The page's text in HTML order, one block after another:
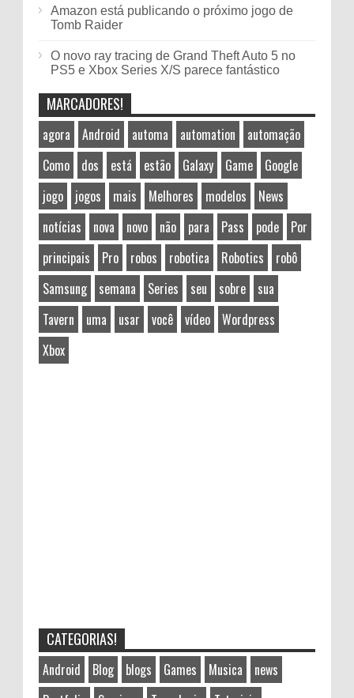
Amazon está publicando o próximo jogo de
Tomb Raider
O novo ray tracing de Grand Theft Auto 5 no
PS5 e Xbox Series X/S parece fantástico
MARCADORES!
agora Android automa automation
automação
Como
dos está estão Galaxy Game
Google
jogo
jogos mais Melhores modelos
News
notícias
nova novo não para Pass pode
Por
principais
Pro robos robotica Robotics
robô
Samsung
semana Series seu sobre
sua
Tavern
uma usar você vídeo
Wordpress
Xbox
CATEGORIAS!
Android Blog blogs Games Musica
news